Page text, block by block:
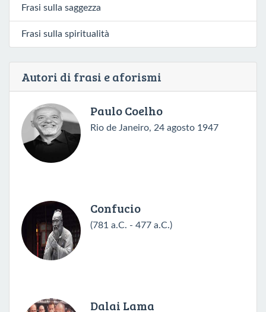
Frasi sulla saggezza
Frasi sulla spiritualità
Autori di frasi e aforismi
Paulo Coelho
Rio de Janeiro, 24 agosto 1947
Confucio
(781 a.C. - 477 a.C.)
Dalai Lama